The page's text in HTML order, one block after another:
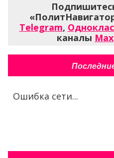
Telegram,
каналы Max
Ошибка сети...